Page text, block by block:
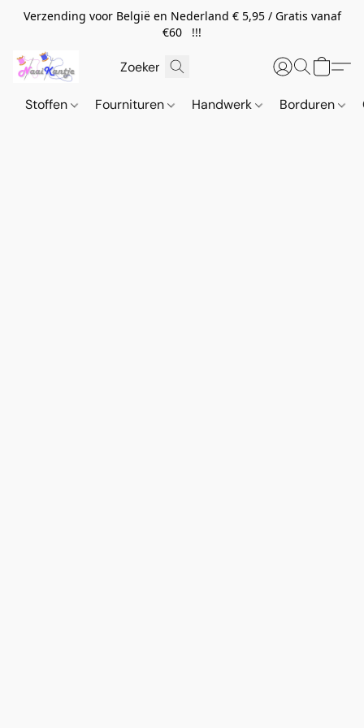
Verzending voor België en Nederland € 5,95 / Gratis vanaf
€60 !!!
Stoffen Fournituren Handwerk Borduren